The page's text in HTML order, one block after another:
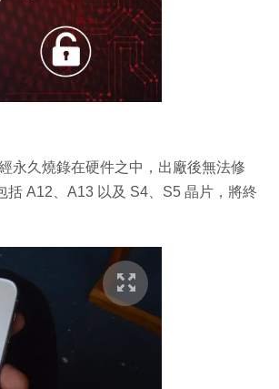
永久燒錄在硬件之中，出廠後無法修
A12、A13 以及 S4、S5 晶片，將終